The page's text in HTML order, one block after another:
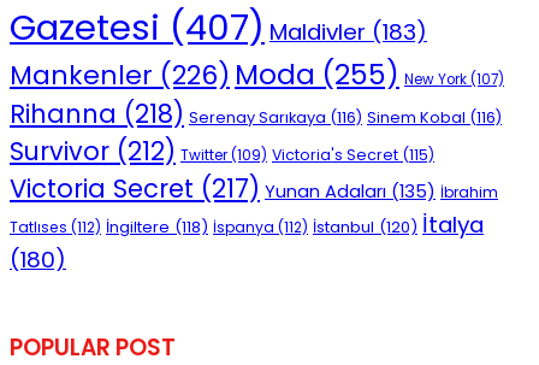
Gazetesi (407) Maldivler (183)
Mankenler (226) Moda (255) New York(107)
Rihanna (218) Serenay Sarıkaya (116) Sinem Kobal (116)
Survivor (212) Twitter(109) Victoria's Secret (115)
Victoria Secret (217) Yunan Adaları (135) İbrahim
Tatlıses (112) İngiltere (118) İspanya (112) İstanbul (120) İtalya
(180)
POPULAR POST